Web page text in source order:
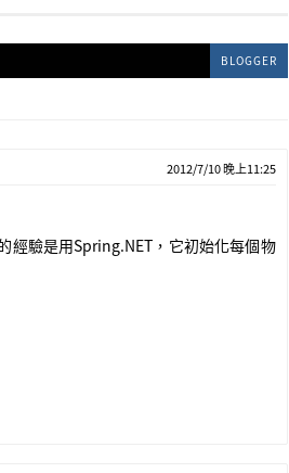
BLOGGER
2012/7/10 晚上11:25
驗是用Spring.NET，它初始化每個物